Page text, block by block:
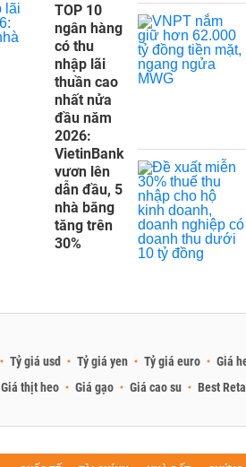
TOP 10
ngân hàng
có thu
nhập lãi
thuần cao
nhất nửa
đầu năm
2026:
VietinBank
vươn lên
dẫn đầu, 5
nhà băng
tăng trên
30%
Tỷ giá usd Tỷ giá yen Tỷ giá euro Giá
Giá thịt heo Giá gạo Giá cao su Best